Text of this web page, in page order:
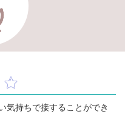
持ちで接することができ